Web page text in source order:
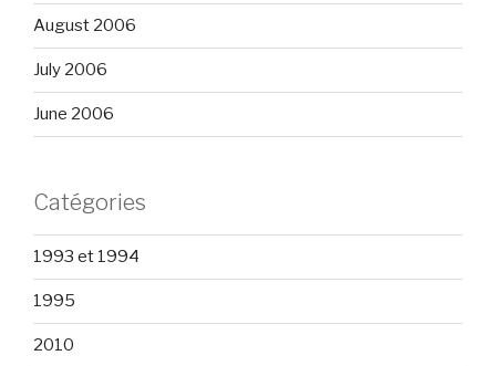
August 2006
July 2006
June 2006
Catégories
1993 et 1994
1995
2010